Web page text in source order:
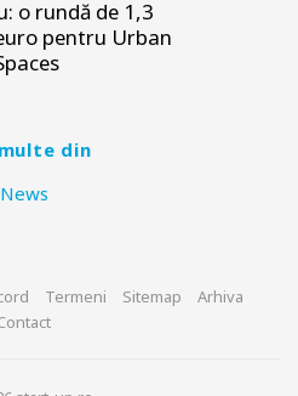
o rundă de 1,3
pentru Urban
din
News
Termeni Sitemap
Arhiva